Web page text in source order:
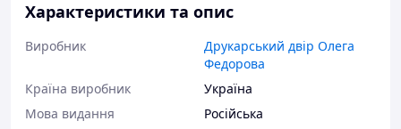
Характеристики та опис
Виробник
Друкарський двір Олега
Федорова
Країна виробник
Україна
Мова видання
Російська